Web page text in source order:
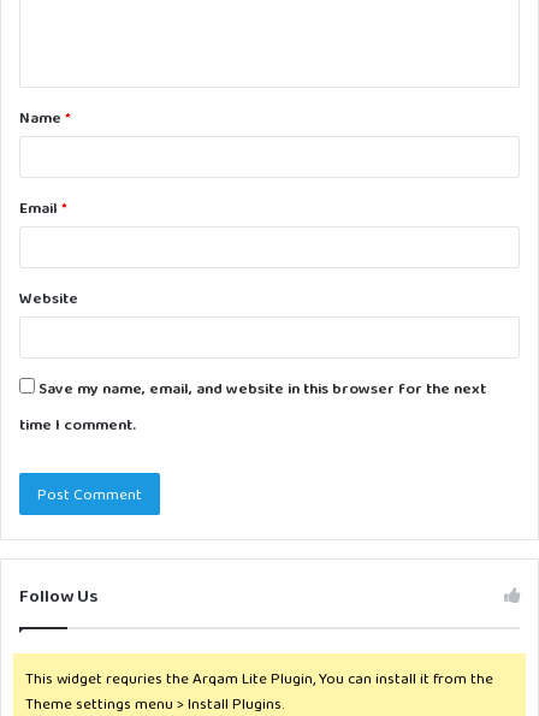
t
*Name *
Email *
Website
Save my name, email, and website in this browser for the next
time I comment.
Follow Us
This widget requries the Arqam Lite Plugin, You can install it from the
Theme settings menu > Install Plugins.